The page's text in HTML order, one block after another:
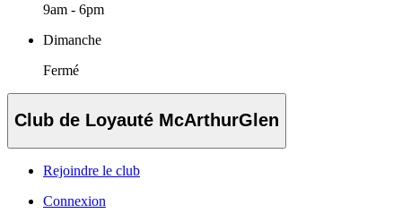
9am - 6pm
Dimanche
Fermé
Club de Loyauté McArthurGlen
Rejoindre le club
Connexion